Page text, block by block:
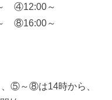
④12:00～
⑧16:00～
⑤～⑧は14時から、